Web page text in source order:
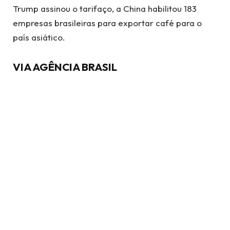
Trump assinou o tarifaço, a China habilitou 183
empresas brasileiras para exportar café para o
país asiático.
VIA AGÊNCIA BRASIL